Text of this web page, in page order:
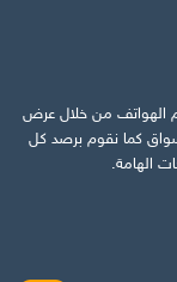
الهواتف من خلال عرض
كما نقوم برصد كل
الهامة.